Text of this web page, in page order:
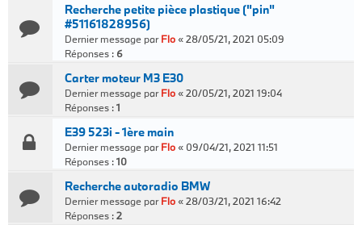
Recherche petite pièce plastique ("pin"
#51161828956)
Dernier message parFlo«28/05/21, 2021 05:09
Réponses : 6
Carter moteur M3 E30
Dernier message parFlo«20/05/21, 2021 19:04
Réponses :1
E39 523i - 1ère main
Dernier message parFlo« 09/04/21, 2021 11:51
Réponses :10
Recherche autoradio BMW
Dernier message parFlo«28/03/21, 2021 16:42
Réponses :2